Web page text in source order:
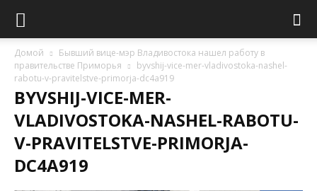
Домой
Бывший вице-мэр Владивостока нашел работу в
правительстве Приморья
byvshij-vice-mer-vladivostoka-nashel-
rabotu-v-pravitelstve-primorja-dc4a919
BYVSHIJ-VICE-MER-
VLADIVOSTOKA-NASHEL-RABOTU-
V-PRAVITELSTVE-PRIMORJA-
DC4A919